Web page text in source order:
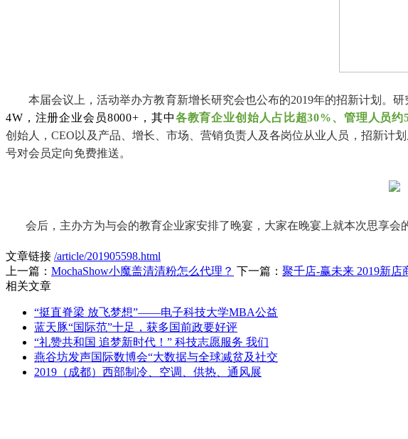
本届会议上，活动举办方教育新增长研究会也公布的2019年的招新计划。研
4W，注册企业会员8000+，其中各教育企业创始人占比超30%、管理人员约
创始人，CEO以及产品、增长、市场、营销负责人及各岗位从业人员，招新计
号对会员定向免费推送。
会后，主办方为与会的教育企业家安排了晚宴，大家在晚宴上就本次思享会
文章链接 /article/201905598.html
上一篇： MochaShow小魔盖清清粉怎么代理？ 下一篇： 聚千店-赢未来 2019新店
相关文章
“挺直脊梁 放飞梦想”——电子科技大学MBA公益
蓝天豚“国际范”十足，获多国前政要好评
“礼赞共和国 追梦新时代！” 科技志愿服务 我们
燕谷坊发声国际数博会“大数据与全球减贫及社交
2019（成都）西部制冷、空调、供热、通风展